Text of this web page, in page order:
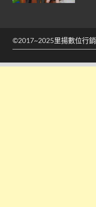
©2017~2025里揚數位行銷